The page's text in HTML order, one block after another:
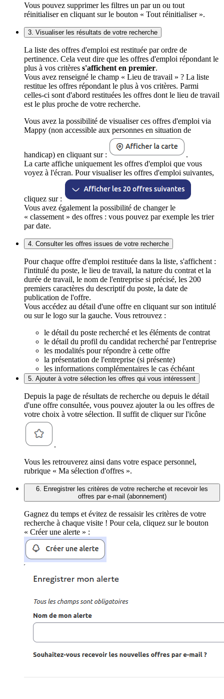
Vous pouvez supprimer les filtres un par un ou tout
réinitialiser en cliquant sur le bouton « Tout réinitialiser ».
3. Visualiser les résultats de votre recherche
La liste des offres d'emploi est restituée par ordre de
pertinence. Cela veut dire que les offres d'emploi répondant le
plus à vos critères s'affichent en premier.
Vous avez renseigné le champ « Lieu de travail » ? La liste
restitue les offres répondant le plus à vos critères. Parmi
celles-ci sont d'abord restituées les offres dont le lieu de travail
est le plus proche de votre recherche.
Vous avez la possibilité de visualiser ces offres d'emploi via
Mappy (non accessible aux personnes en situation de
handicap) en cliquant sur :
.
La carte affiche uniquement les offres d'emploi que vous
voyez à l'écran. Pour visualiser les offres d'emploi suivantes,
cliquez sur :
Vous avez également la possibilité de changer le
« classement » des offres : vous pouvez par exemple les trier
par date.
4. Consulter les offres issues de votre recherche
Pour chaque offre d'emploi restituée dans la liste, s'affichent :
l'intitulé du poste, le lieu de travail, la nature du contrat et la
durée de travail, le nom de l'entreprise si précisé, les 200
premiers caractères du descriptif du poste, la date de
publication de l'offre.
Vous accédez au détail d'une offre en cliquant sur son intitulé
ou sur le logo sur la gauche. Vous retrouvez :
le détail du poste recherché et les éléments de contrat
le détail du profil du candidat recherché par l'entreprise
les modalités pour répondre à cette offre
la présentation de l'entreprise (si présente)
les informations complémentaires le cas échéant
5. Ajouter à votre sélection les offres qui vous intéressent
Depuis la page de résultats de recherche ou depuis le détail
d'une offre consultée, vous pouvez ajouter la ou les offres de
votre choix à votre sélection. Il suffit de cliquer sur l'icône
.
Vous les retrouverez ainsi dans votre espace personnel,
rubrique « Ma sélection d'offres ».
6. Enregistrer les critères de votre recherche et recevoir les
offres par e-mail (abonnement)
Gagnez du temps et évitez de ressaisir les critères de votre
recherche à chaque visite ! Pour cela, cliquez sur le bouton
« Créer une alerte » :